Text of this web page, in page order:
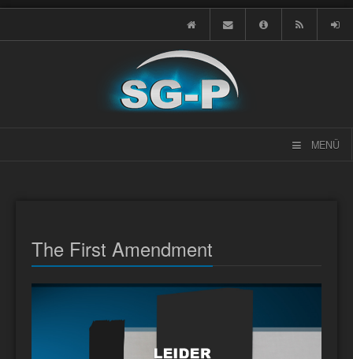
MENÜ
The First Amendment